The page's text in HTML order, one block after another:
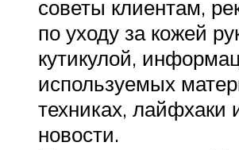
советы клиентам,
по уходу за кожей
кутикулой,
используемых
техниках, лайфхаки
новости.